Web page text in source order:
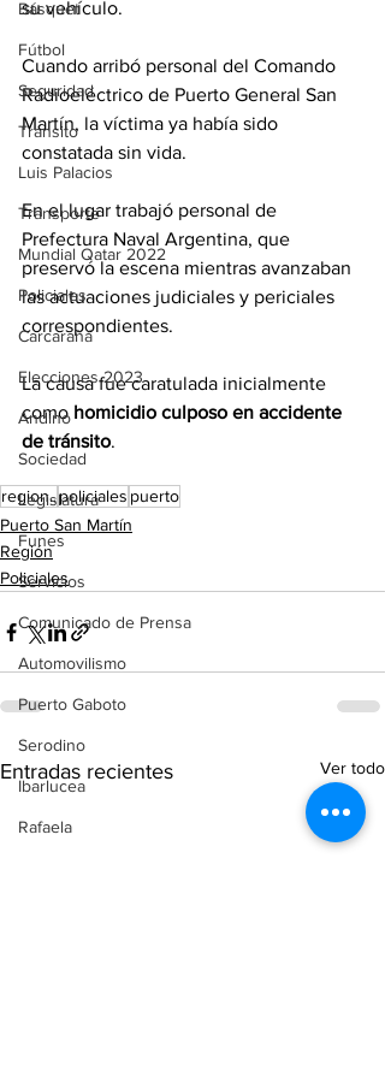
Básquet
Fútbol
Seguridad
Tránsito
Luis Palacios
Transporte
Mundial Qatar 2022
Policiales
Carcarañá
Elecciones 2023
Andino
Sociedad
Legislatura
Funes
Servicios
Comunicado de Prensa
Automovilismo
Puerto Gaboto
Serodino
Ibarlucea
Rafaela
su vehículo.
Cuando arribó personal del Comando
Radioeléctrico de Puerto General San
Martín, la víctima ya había sido
constatada sin vida.
En el lugar trabajó personal de
Prefectura Naval Argentina, que
preservó la escena mientras avanzaban
las actuaciones judiciales y periciales
correspondientes.
La causa fue caratulada inicialmente
como homicidio culposo en accidente
de tránsito.
region..policiales puerto
Puerto San Martín
Región
Policiales
Entradas recientes Ver todo